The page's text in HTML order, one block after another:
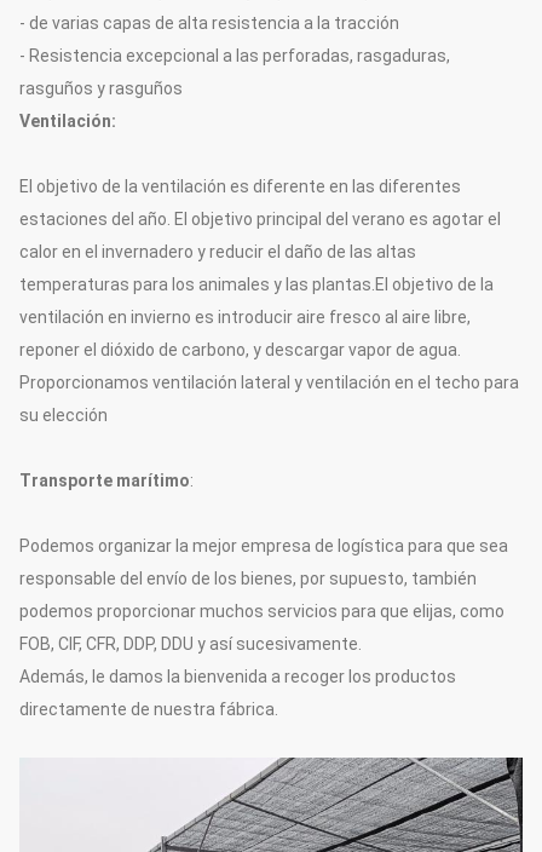
- de varias capas de alta resistencia a la tracción
- Resistencia excepcional a las perforadas, rasgaduras,
rasguños y rasguños
Ventilación:
El objetivo de la ventilación es diferente en las diferentes
estaciones del año. El objetivo principal del verano es agotar el
calor en el invernadero y reducir el daño de las altas
temperaturas para los animales y las plantas.El objetivo de la
ventilación en invierno es introducir aire fresco al aire libre,
reponer el dióxido de carbono, y descargar vapor de agua.
Proporcionamos ventilación lateral y ventilación en el techo para
su elección
Transporte marítimo:
Podemos organizar la mejor empresa de logística para que sea
responsable del envío de los bienes, por supuesto, también
podemos proporcionar muchos servicios para que elijas, como
FOB, CIF, CFR, DDP, DDU y así sucesivamente.
Además, le damos la bienvenida a recoger los productos
directamente de nuestra fábrica.